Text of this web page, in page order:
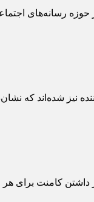
حوزه رسانه‌های
نیز شده‌اند که
داشتن کامنت